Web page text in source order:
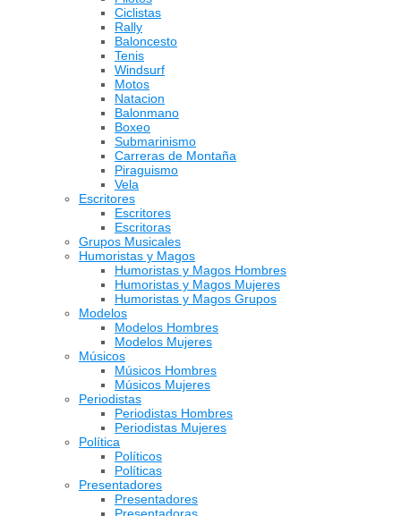
Ciclistas
Rally
Baloncesto
Tenis
Windsurf
Motos
Natacion
Balonmano
Boxeo
Submarinismo
Carreras de Montaña
Piraguismo
Vela
Escritores
Escritores
Escritoras
Grupos Musicales
Humoristas y Magos
Humoristas y Magos Hombres
Humoristas y Magos Mujeres
Humoristas y Magos Grupos
Modelos
Modelos Hombres
Modelos Mujeres
Músicos
Músicos Hombres
Músicos Mujeres
Periodistas
Periodistas Hombres
Periodistas Mujeres
Política
Políticos
Políticas
Presentadores
Presentadores